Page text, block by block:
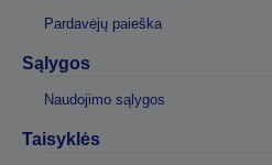
Pardavėjų paieška
Sąlygos
Naudojimo sąlygos
Taisyklės